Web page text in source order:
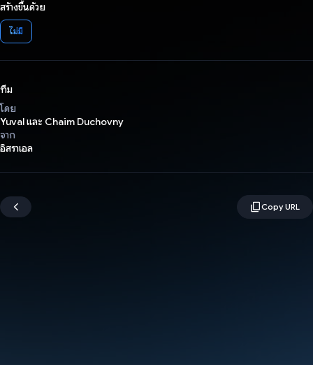
สร้างขึ้นด้วย
ไม่มี
ทีม
โดย
Yuval และ Chaim Duchovny
จาก
อิสราเอล